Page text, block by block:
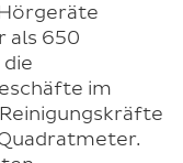
als 650
im